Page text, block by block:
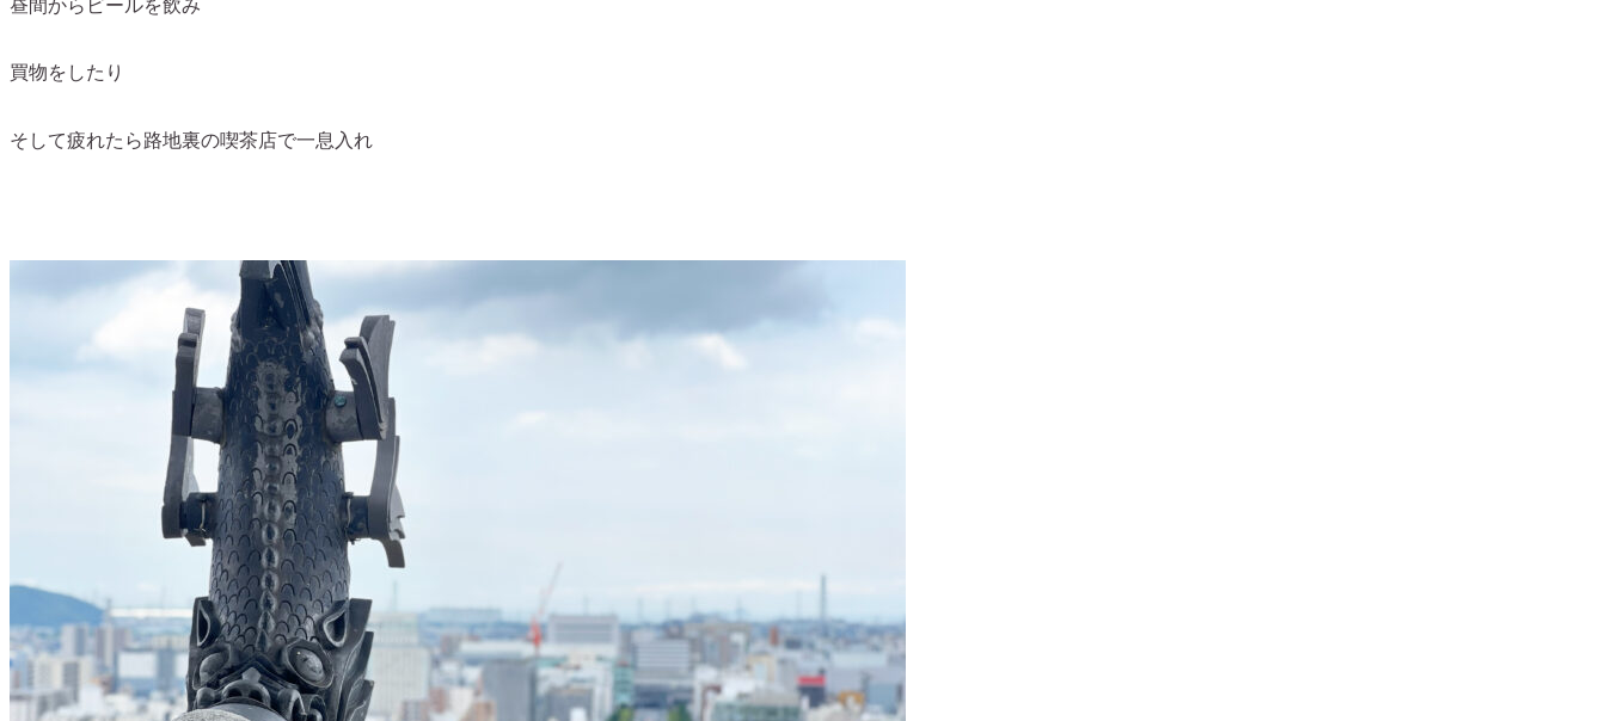
昼間からビールを飲み
買物をしたり
そして疲れたら路地裏の喫茶店で一息入れ